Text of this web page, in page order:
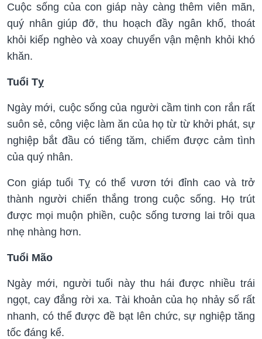
Cuộc sống của con giáp này càng thêm viên mãn,
quý nhân giúp đỡ, thu hoạch đầy ngân khố, thoát
khỏi kiếp nghèo và xoay chuyển vận mệnh khỏi khó
khăn.
Tuổi Tỵ
Ngày mới, cuộc sống của người cầm tinh con rắn rất
suôn sẻ, công việc làm ăn của họ từ từ khởi phát, sự
nghiệp bắt đầu có tiếng tăm, chiếm được cảm tình
của quý nhân.
Con giáp tuổi Tỵ có thể vươn tới đỉnh cao và trở
thành người chiến thắng trong cuộc sống. Họ trút
được mọi muộn phiền, cuộc sống tương lai trôi qua
nhẹ nhàng hơn.
Tuổi Mão
Ngày mới, người tuổi này thu hái được nhiều trái
ngọt, cay đắng rời xa. Tài khoản của họ nhảy số rất
nhanh, có thể được đề bạt lên chức, sự nghiệp tăng
tốc đáng kể.